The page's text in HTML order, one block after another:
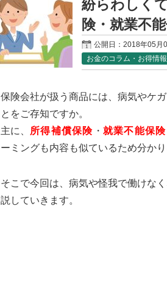
紛らわしく
険・就業不
公開日：2018年05月
お金のコラム・お得情報
保険会社が扱う商品には、病気やケ
とをご存知ですか。
主に、 所得補償保険 ・ 就業不能保険
ーミングも内容も似ているため分か
そこで今回は、病気や怪我で働けな
説していきます。